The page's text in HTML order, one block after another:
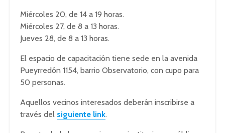
Miércoles 20, de 14 a 19 horas.
Miércoles 27, de 8 a 13 horas.
Jueves 28, de 8 a 13 horas.
El espacio de capacitación tiene sede en la avenida
Pueyrredón 1154, barrio Observatorio, con cupo para
50 personas.
Aquellos vecinos interesados deberán inscribirse a
través del siguiente link.